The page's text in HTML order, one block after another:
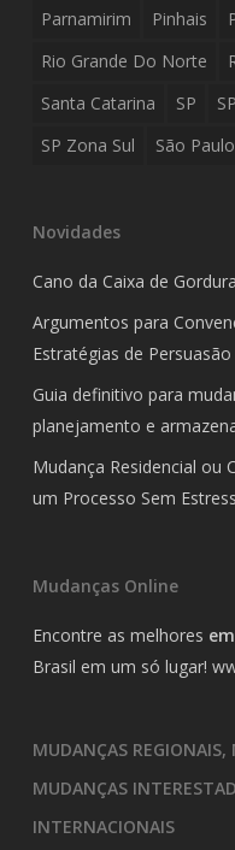
Parnamirim
Pinhais
Rio Grande Do Norte
Santa Catarina
SP
SP Zona Sul
São Paulo
Novidades
Cano da Caixa de
Argumentos para
Estratégias de Persuasão
Guia definitivo para
planejamento e
Mudança Residencial ou
um Processo Sem
Mudanças Online
Encontre as melhores
Brasil em um só lugar!
MUDANÇAS REGIONAIS,
MUDANÇAS
INTERNACIONAIS